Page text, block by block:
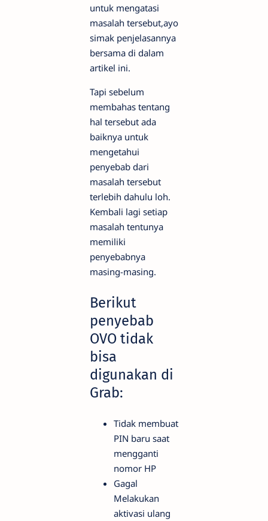
untuk mengatasi
masalah tersebut,ayo
simak penjelasannya
bersama di dalam
artikel ini.
Tapi sebelum
membahas tentang
hal tersebut ada
baiknya untuk
mengetahui
penyebab dari
masalah tersebut
terlebih dahulu loh.
Kembali lagi setiap
masalah tentunya
memiliki
penyebabnya
masing-masing.
Berikut
penyebab
OVO tidak
bisa
digunakan di
Grab:
Tidak membuat
PIN baru saat
mengganti
nomor HP
Gagal
Melakukan
aktivasi ulang